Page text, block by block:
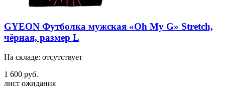
GYEON Футболка мужская «Oh My G» Stretch,
чёрная, размер L
На складе: отсутствует
1 600 руб.
лист ожидания